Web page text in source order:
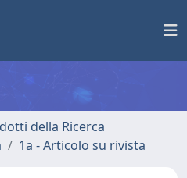
della Ricerca
1a - Articolo su rivista